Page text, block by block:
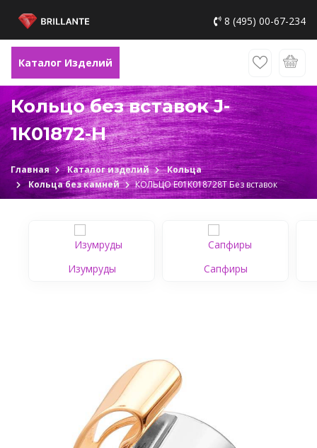
8 (495) 00-67-234
Каталог Изделий
Кольцо без вставок J-
1К01872-H
Главная Каталог изделий
Кольца
Кольца без камней
КОЛЬЦО Е01К018728Т Без вставок
Изумруды Сапфиры